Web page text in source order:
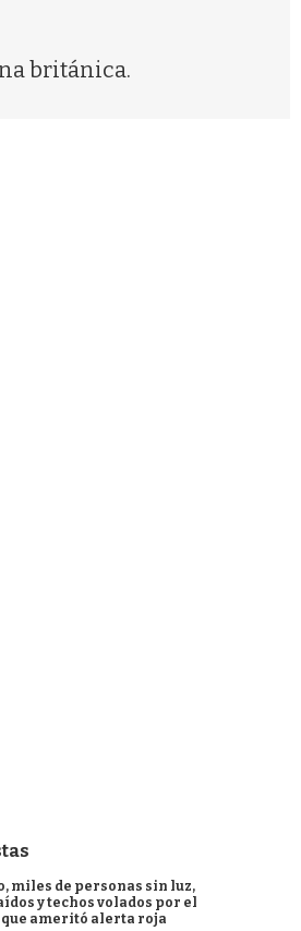
británica.
miles de personas sin luz,
y techos volados por el
ameritó alerta roja